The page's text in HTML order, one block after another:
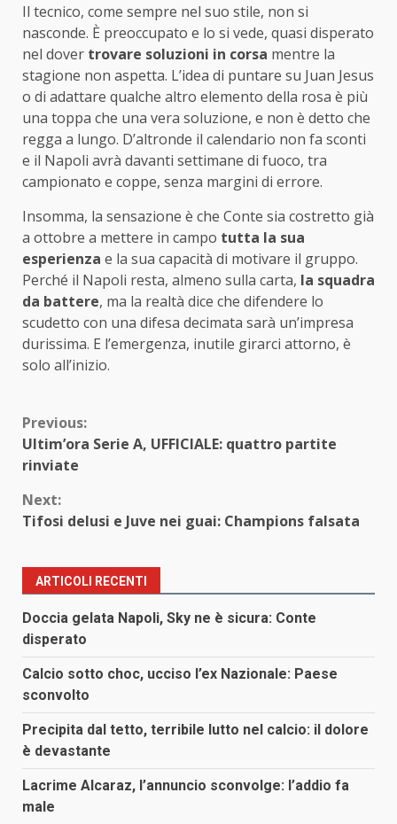
Il tecnico, come sempre nel suo stile, non si
nasconde. È preoccupato e lo si vede, quasi disperato
nel dover trovare soluzioni in corsa mentre la
stagione non aspetta. L’idea di puntare su Juan Jesus
o di adattare qualche altro elemento della rosa è più
una toppa che una vera soluzione, e non è detto che
regga a lungo. D’altronde il calendario non fa sconti
e il Napoli avrà davanti settimane di fuoco, tra
campionato e coppe, senza margini di errore.
Insomma, la sensazione è che Conte sia costretto già
a ottobre a mettere in campo tutta la sua
esperienza e la sua capacità di motivare il gruppo.
Perché il Napoli resta, almeno sulla carta, la squadra
da battere, ma la realtà dice che difendere lo
scudetto con una difesa decimata sarà un’impresa
durissima. E l’emergenza, inutile girarci attorno, è
solo all’inizio.
Continue
Reading
Previous:
Ultim’ora Serie A, UFFICIALE: quattro partite
rinviate
Next:
Tifosi delusi e Juve nei guai: Champions falsata
ARTICOLI RECENTI
Doccia gelata Napoli, Sky ne è sicura: Conte
disperato
Calcio sotto choc, ucciso l’ex Nazionale: Paese
sconvolto
Precipita dal tetto, terribile lutto nel calcio: il dolore
è devastante
Lacrime Alcaraz, l’annuncio sconvolge: l’addio fa
male